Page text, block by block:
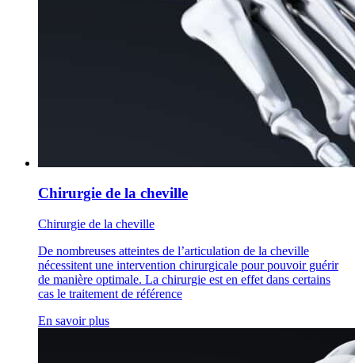
Chirurgie de la cheville
Chirurgie de la cheville
De nombreuses atteintes de l’articulation de la cheville
nécessitent une intervention chirurgicale pour pouvoir guérir
de manière optimale. La chirurgie est en effet dans certains
cas le traitement de référence
En savoir plus